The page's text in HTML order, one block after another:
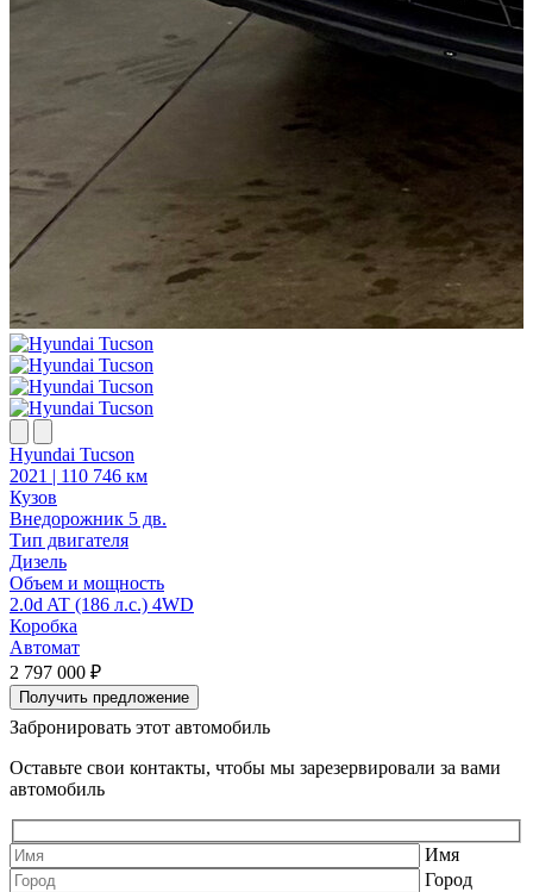
Hyundai Tucson
2021 | 110 746 км
Кузов
Внедорожник 5 дв.
Тип двигателя
Дизель
Объем и мощность
2.0d AT (186 л.с.) 4WD
Коробка
Автомат
2 797 000 ₽
Получить предложение
Забронировать этот автомобиль
Оставьте свои контакты, чтобы мы зарезервировали за вами
автомобиль
Имя
Город